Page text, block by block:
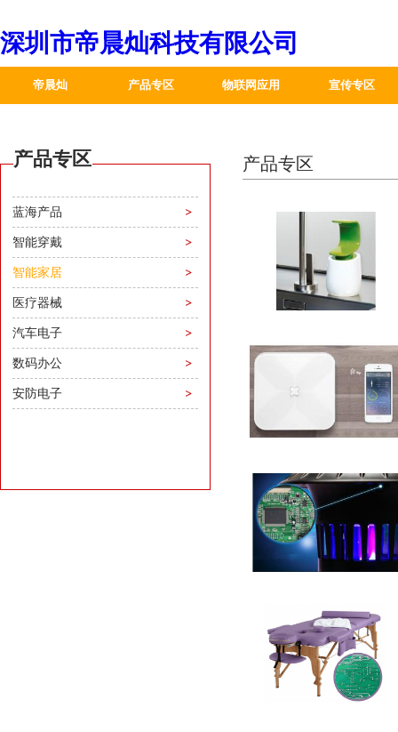
深圳市帝晨灿科技有限公司
帝晨灿 产品专区
智能家居
安防电子
物联网应用 宣传专区
会员下载
普通下载
产品专区
蓝海产品
智能穿戴
智能家居
医疗器械
汽车电子
数码办公
安防电子
产品专区